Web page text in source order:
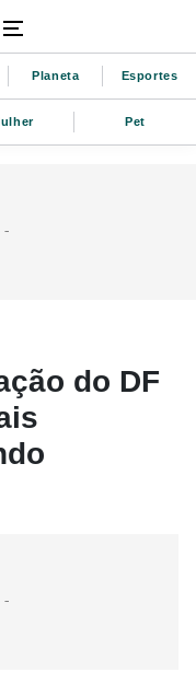
Planeta Esportes
Pet
do DF